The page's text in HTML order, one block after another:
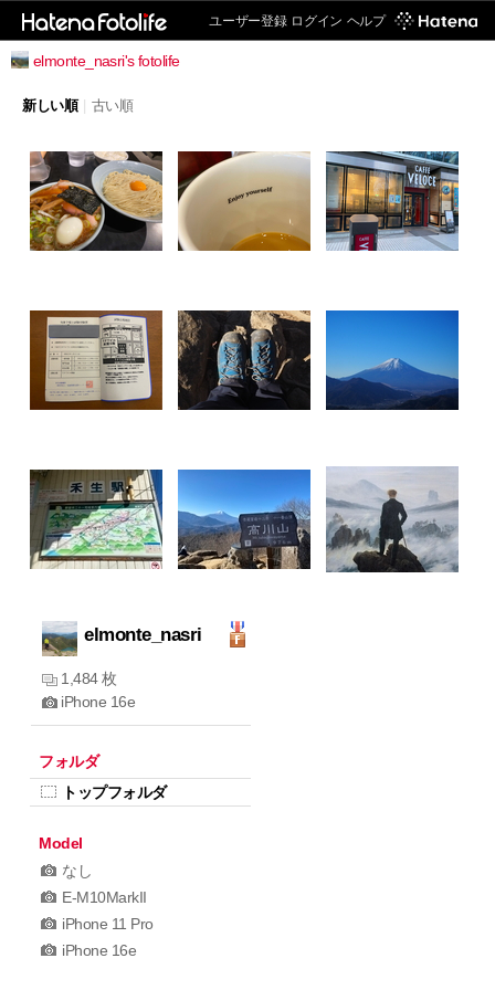
ユーザー登録 ログイン ヘルプ
elmonte_nasri's fotolife
新しい順 古い順
elmonte_nasri
1,484 枚
iPhone 16e
フォルダ
トップフォルダ
Model
なし
E-M10MarkII
iPhone 11 Pro
iPhone 16e